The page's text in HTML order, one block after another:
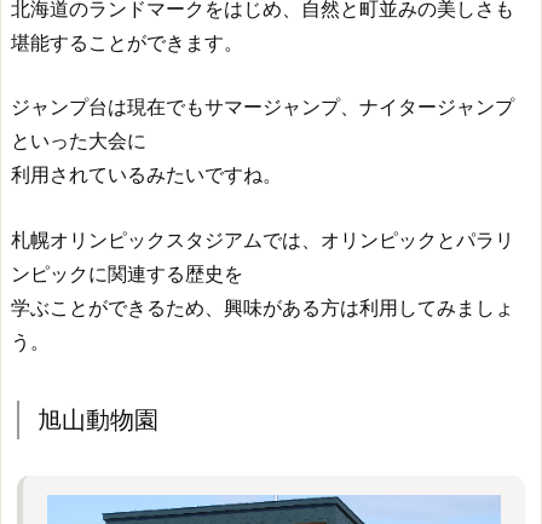
北海道のランドマークをはじめ、自然と町並みの美しさも
堪能することができます。
ジャンプ台は現在でもサマージャンプ、ナイタージャンプ
といった大会に
利用されているみたいですね。
札幌オリンピックスタジアムでは、オリンピックとパラリ
ンピックに関連する歴史を
学ぶことができるため、興味がある方は利用してみましょ
う。
旭山動物園